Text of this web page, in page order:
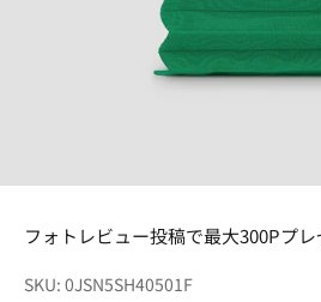
フォトレビュー投稿で最大300Pプレ
SKU: 0JSN5SH40501F